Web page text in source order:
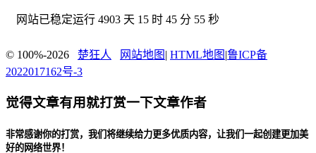
网站已稳定运行 4903 天 15 时 45 分 56 秒
© 100%-2026 楚狂人 网站地图 | HTML地图 |鲁ICP备
2022017162号-3
觉得文章有用就打赏一下文章作者
非常感谢你的打赏，我们将继续给力更多优质内容，让我们一起创建更加美
好的网络世界！